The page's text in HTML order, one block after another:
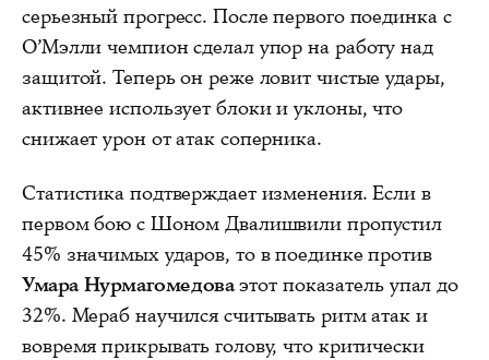
серьезный прогресс. После первого поединка с
О’Мэлли чемпион сделал упор на работу над
защитой. Теперь он реже ловит чистые удары,
активнее использует блоки и уклоны, что
снижает урон от атак соперника.
Статистика подтверждает изменения. Если в
первом бою с Шоном Двалишвили пропустил
45% значимых ударов, то в поединке против
Умара Нурмагомедоваэтот показатель упал до
32%. Мераб научился считывать ритм атак и
вовремя прикрывать голову, что критически